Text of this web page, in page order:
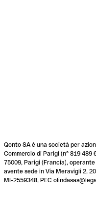
Qonto SA é una società per
Commercio di Parigi (n° 819 489
75009, Parigi (Francia),
avente sede in Via Meravigli 2,
MI-2559348, PEC